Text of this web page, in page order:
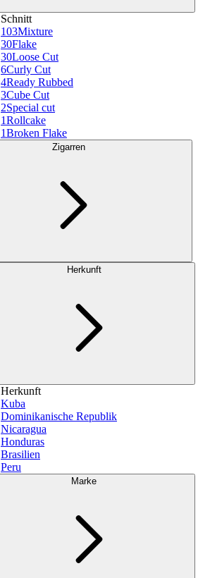
Schnitt
103Mixture
30Flake
30Loose Cut
6Curly Cut
4Ready Rubbed
3Cube Cut
2Special cut
1Rollcake
1Broken Flake
Zigarren
Herkunft
Herkunft
Kuba
Dominikanische Republik
Nicaragua
Honduras
Brasilien
Peru
Marke